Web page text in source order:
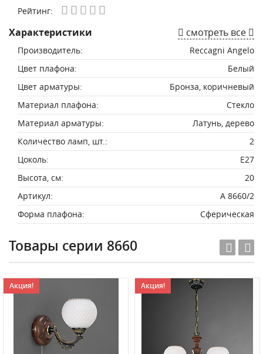
Рейтинг:
Характеристики смотреть все
Производитель:
Reccagni Angelo
Цвет плафона:
Белый
Цвет арматуры:
Бронза, коричневый
Материал плафона:
Стекло
Материал арматуры:
Латунь, дерево
Количество ламп, шт.:
2
Цоколь:
E27
Высота, см:
20
Артикул:
A 8660/2
Форма плафона:
Сферическая
Товары серии 8660
Акция! Акция!